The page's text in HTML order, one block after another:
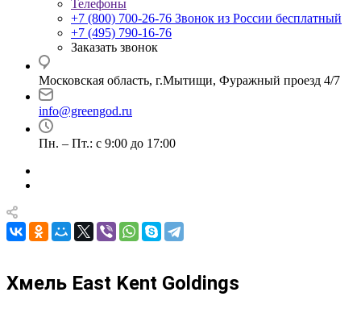
Телефоны
+7 (800) 700-26-76 Звонок из России бесплатный
+7 (495) 790-16-76
Заказать звонок
Московская область, г.Мытищи, Фуражный проезд 4/7
info@greengod.ru
Пн. – Пт.: с 9:00 до 17:00
Хмель East Kent Goldings